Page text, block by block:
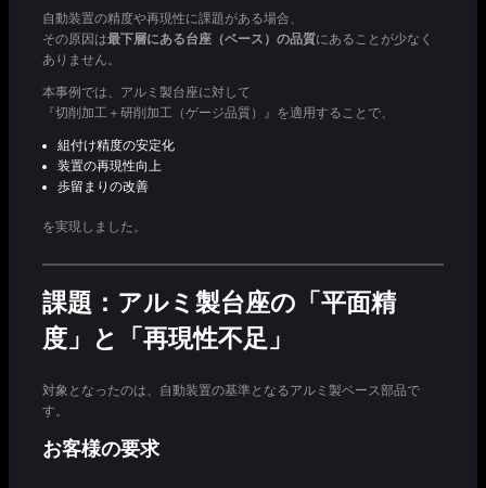
自動装置の精度や再現性に課題がある場合、
その原因は最下層にある台座（ベース）の品質にあることが少なく
ありません。
本事例では、アルミ製台座に対して
『切削加工＋研削加工（ゲージ品質）』を適用することで、
組付け精度の安定化
装置の再現性向上
歩留まりの改善
を実現しました。
課題：アルミ製台座の「平面精
度」と「再現性不足」
対象となったのは、自動装置の基準となるアルミ製ベース部品で
す。
お客様の要求